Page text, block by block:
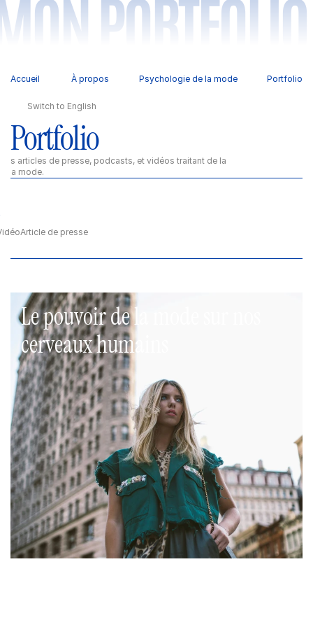
PORTFOLIO
Accueil À propos Psychologie de la mode Portfolio
Switch to English
Portfolio
articles de presse, podcasts, et vidéos traitant de la
la mode.
Article de presse
Le pouvoir de la mode sur nos
cerveaux humains